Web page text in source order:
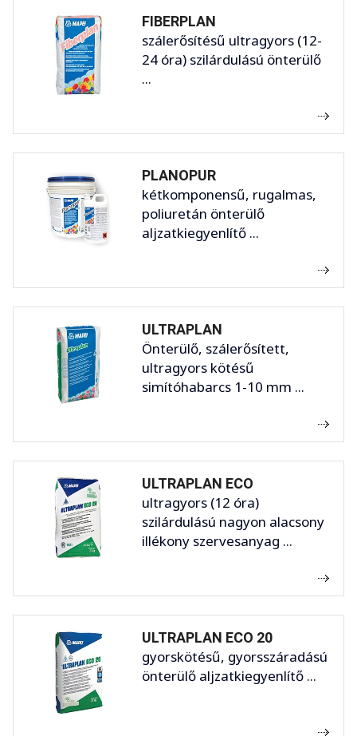
FIBERPLAN
szálerősítésű ultragyors (12-
24 óra) szilárdulású önterülő
...
PLANOPUR
kétkomponensű, rugalmas,
poliuretán önterülő
aljzatkiegyenlítő ...
ULTRAPLAN
Önterülő, szálerősített,
ultragyors kötésű
simítóhabarcs 1-10 mm ...
ULTRAPLAN ECO
ultragyors (12 óra)
szilárdulású nagyon alacsony
illékony szervesanyag ...
ULTRAPLAN ECO 20
gyorskötésű, gyorsszáradású
önterülő aljzatkiegyenlítő ...